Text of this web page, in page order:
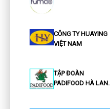
CÔNG TY HUAYING
VIỆT NAM
TẬP ĐOÀN
PADIFOOD HÀ LAN.